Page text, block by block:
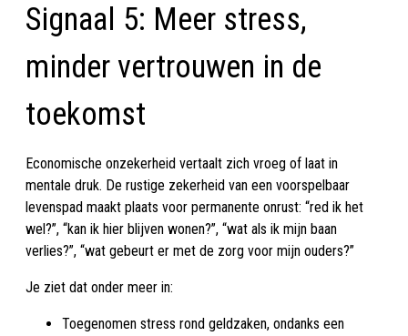
Signaal 5: Meer stress,
minder vertrouwen in de
toekomst
Economische onzekerheid vertaalt zich vroeg of laat in
mentale druk. De rustige zekerheid van een voorspelbaar
levenspad maakt plaats voor permanente onrust: “red ik het
wel?”, “kan ik hier blijven wonen?”, “wat als ik mijn baan
verlies?”, “wat gebeurt er met de zorg voor mijn ouders?”
Je ziet dat onder meer in:
Toegenomen stress rond geldzaken, ondanks een